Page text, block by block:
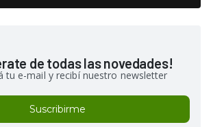
de todas las novedades!
tu e-mail y recibí nuestro newsletter
Suscribirme